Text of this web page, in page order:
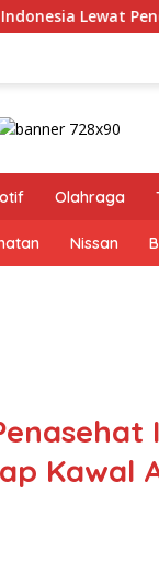
dan
Olahraga
Nissan
Kawal